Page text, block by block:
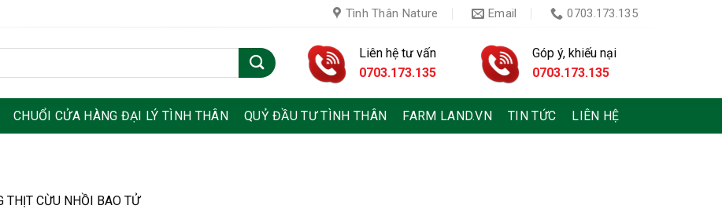
Tình Thân Nature Email 0703.173.135
Liên hệ tư vấn
0703.173.135
Góp ý, khiếu nại
0703.173.135
CHUỔI CỬA HÀNG ĐẠI LÝ TÌNH THÂN QUỶ ĐẦU TƯ TÌNH THÂN FARM LAND.VN TIN TỨC LIÊN HỆ
THỊT CỪU NHỒI BAO TỬ